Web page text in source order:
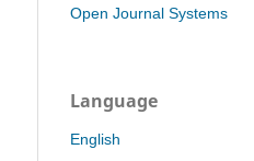
Open Journal Systems
Language
English